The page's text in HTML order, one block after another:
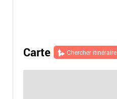
Carte Chercher itinéraire